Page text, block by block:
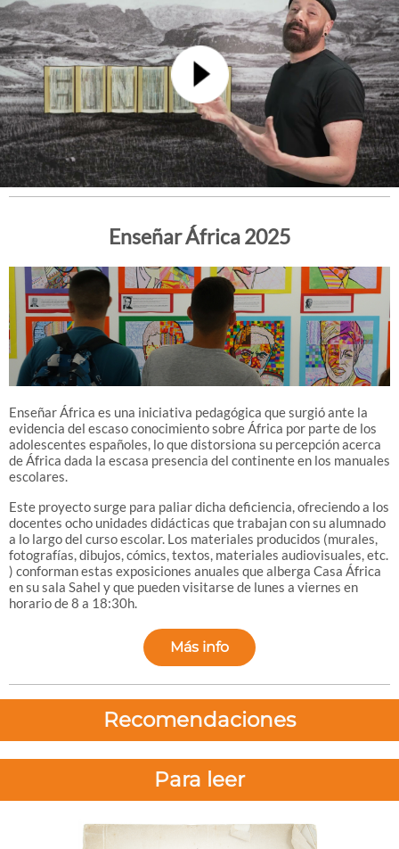
Enseñar África 2025
Enseñar África es una iniciativa pedagógica que surgió ante la
evidencia del escaso conocimiento sobre África por parte de los
adolescentes españoles, lo que distorsiona su percepción acerca
de África dada la escasa presencia del continente en los manuales
escolares.
Este proyecto surge para paliar dicha deficiencia, ofreciendo a los
docentes ocho unidades didácticas que trabajan con su alumnado
a lo largo del curso escolar. Los materiales producidos (murales,
fotografías, dibujos, cómics, textos, materiales audiovisuales, etc.
) conforman estas exposiciones anuales que alberga Casa África
en su sala Sahel y que pueden visitarse de lunes a viernes en
horario de 8 a 18:30h.
Más info
Recomendaciones
Para leer